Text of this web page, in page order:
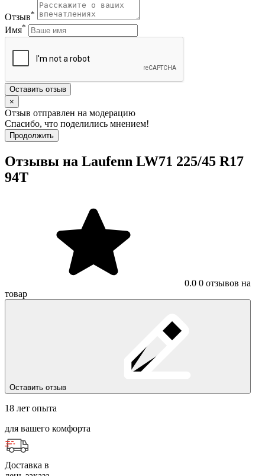
Отзыв*
Имя*
Оставить отзыв
×
Отзыв отправлен на модерацию
Спасибо, что поделились мнением!
Продолжить
Отзывы на Laufenn LW71 225/45 R17
94T
0.0 0 отзывов на
товар
Оставить отзыв
18 лет опыта
для вашего комфорта
Доставка в